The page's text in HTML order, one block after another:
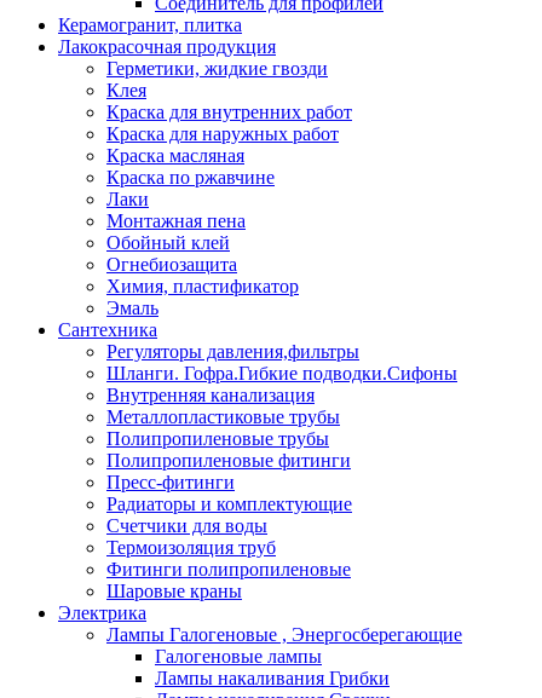
Керамогранит, плитка
Лакокрасочная продукция
Герметики, жидкие гвозди
Клея
Краска для внутренних работ
Краска для наружных работ
Краска масляная
Краска по ржавчине
Лаки
Монтажная пена
Обойный клей
Огнебиозащита
Химия, пластификатор
Эмаль
Сантехника
Регуляторы давления,фильтры
Шланги. Гофра.Гибкие подводки.Сифоны
Внутренняя канализация
Металлопластиковые трубы
Полипропиленовые трубы
Полипропиленовые фитинги
Пресс-фитинги
Радиаторы и комплектующие
Счетчики для воды
Термоизоляция труб
Фитинги полипропиленовые
Шаровые краны
Электрика
Лампы Галогеновые , Энергосберегающие
Галогеновые лампы
Лампы накаливания Грибки